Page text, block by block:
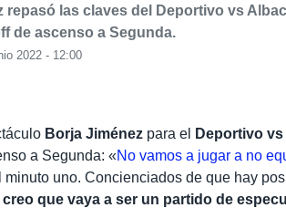
repasó las claves del Deportivo vs
de ascenso a Segunda.
2022 - 12:00
Borja Jiménez para el Deportivo
a Segunda: «No vamos a jugar a no
minuto uno. Concienciados de que hay
creo que vaya a ser un partido de